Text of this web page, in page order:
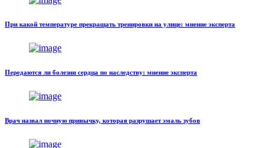
При какой температуре прекращать тренировки на улице: мнение эксперта
Передаются ли болезни сердца по наследству: мнение эксперта
Врач назвал ночную привычку, которая разрушает эмаль зубов